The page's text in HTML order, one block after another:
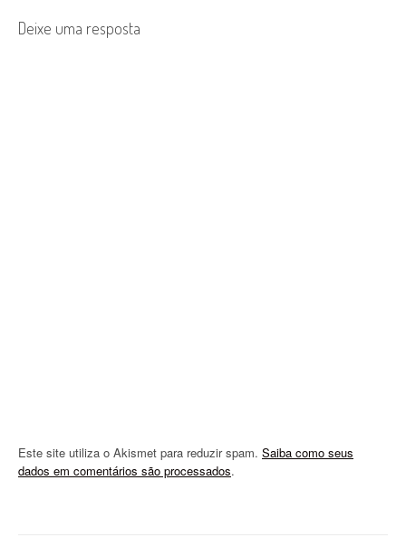
a
Deixe uma resposta
Este site utiliza o Akismet para reduzir spam. Saiba como seus
dados em comentários são processados.